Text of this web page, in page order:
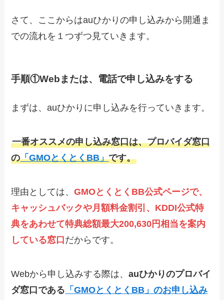
さて、ここからはauひかりの申し込みから開通ま
での流れを１つずつ見ていきます。
手順①Webまたは、電話で申し込みをする
まずは、auひかりに申し込みを行っていきます。
一番オススメの申し込み窓口は、プロバイダ窓口
の「GMOとくとくBB」です。
理由としては、GMOとくとくBB公式ページで、
キャッシュバックや月額料金割引、KDDI公式特
典をあわせて特典総額最大200,630円相当を案内
している窓口だからです。
Webから申し込みする際は、auひかりのプロバイ
ダ窓口である 「GMOとくとくBB」のお申し込み